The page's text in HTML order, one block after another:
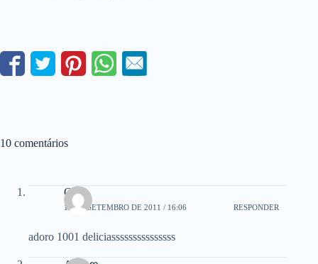
10 comentários
Cléo
17 DE SETEMBRO DE 2011 / 16:06 RESPONDER
adoro 1001 deliciasssssssssssssss